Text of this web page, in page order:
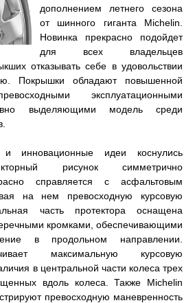
дополнением летнего сезона
от шинного гиганта Michelin.
Новинка прекрасно подойдет
для всех владельцев
отказывать себе в удовольствии
Покрышки обладают повышенной
эксплуатационными
явно выделяющими модель среди
инновационные идеи коснулись
рисунок симметрично
справляется с асфальтовым
на нем превосходную курсовую
часть протектора оснащена
кромками, обеспечивающими
в продольном направлении.
максимальную курсовую
в центральной части колеса трех
вдоль колеса. Также Michelin
превосходную маневренность